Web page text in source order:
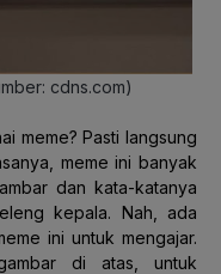
cdns.com)
meme? Pasti langsung
meme ini banyak
dan kata-katanya
kepala. Nah, ada
ini untuk mengajar.
di atas, untuk